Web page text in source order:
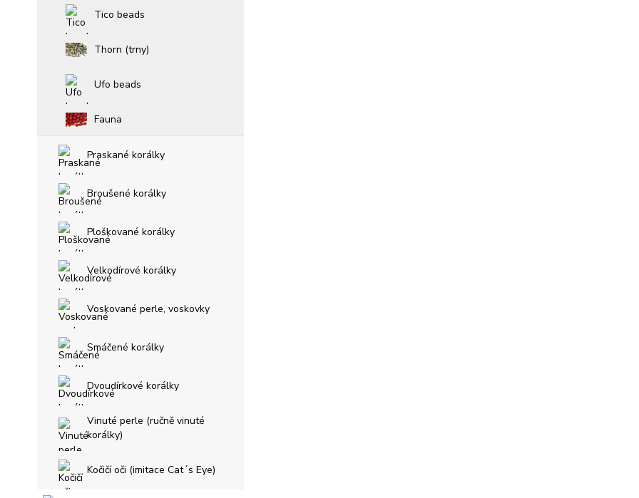
Tico beads
Thorn (trny)
Ufo beads
Fauna
Praskané korálky
Broušené korálky
Ploškované korálky
Velkodírové korálky
Voskované perle, voskovky
Smáčené korálky
Dvoudírkové korálky
Vinuté perle (ručně vinuté
korálky)
Kočičí oči (imitace Cat´s Eye)